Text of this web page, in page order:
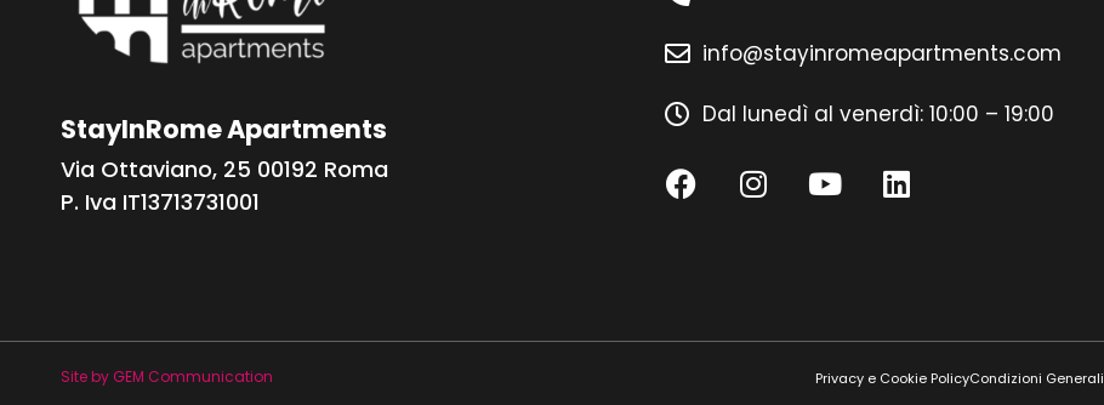
StayInRome Apartments
Via Ottaviano, 25 00192 Roma
P. Iva IT13713731001
info@stayinromeapartments.com
Dal lunedì al venerdì: 10:00 – 19:00
Site by GEM Communication Privacy e Cookie PolicyCondizioni Generali